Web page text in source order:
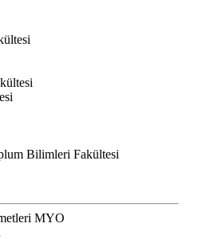
Bilimleri Fakültesi
MYO